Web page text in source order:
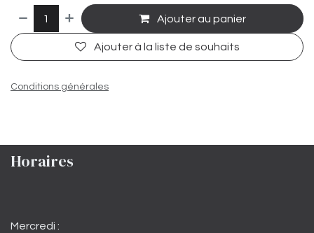
Ajouter au panier
Ajouter à la liste de souhaits
Conditions générales
Horaires
Mercredi :